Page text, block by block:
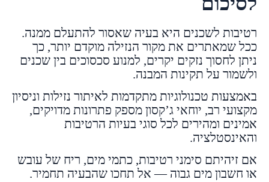
רטיבות לשכנים היא בעיה שאסור להתעלם ממנה.
ככל שמאתרים את מקור הנזילה מוקדם יותר, כך
ניתן לחסוך נזקים יקרים, למנוע סכסוכים בין שכנים
ולשמור על תקינות המבנה.
באמצעות טכנולוגיות מתקדמות לאיתור נזילות וניסיון
מקצועי רב, יוחאי ג’קסון מספק פתרונות מדויקים,
אמינים ומהירים לכל סוגי בעיות הרטיבות
והאינסטלציה.
אם זיהיתם סימני רטיבות, כתמי מים, ריח של עובש
או חשבון מים גבוה — אל תחכו שהבעיה תחמיר.